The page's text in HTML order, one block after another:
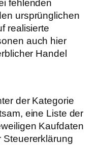
fehlenden
ursprünglichen
realisierte
auch hier
Handel
der Kategorie
eine Liste der
Kaufdaten
Steuererklärung